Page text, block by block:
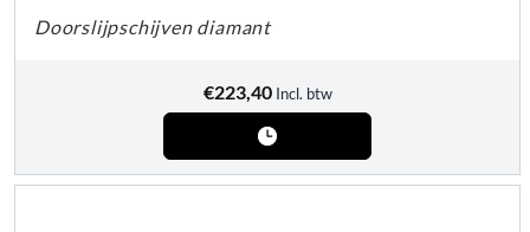
Doorslijpschijven diamant
€223,40 Incl. btw